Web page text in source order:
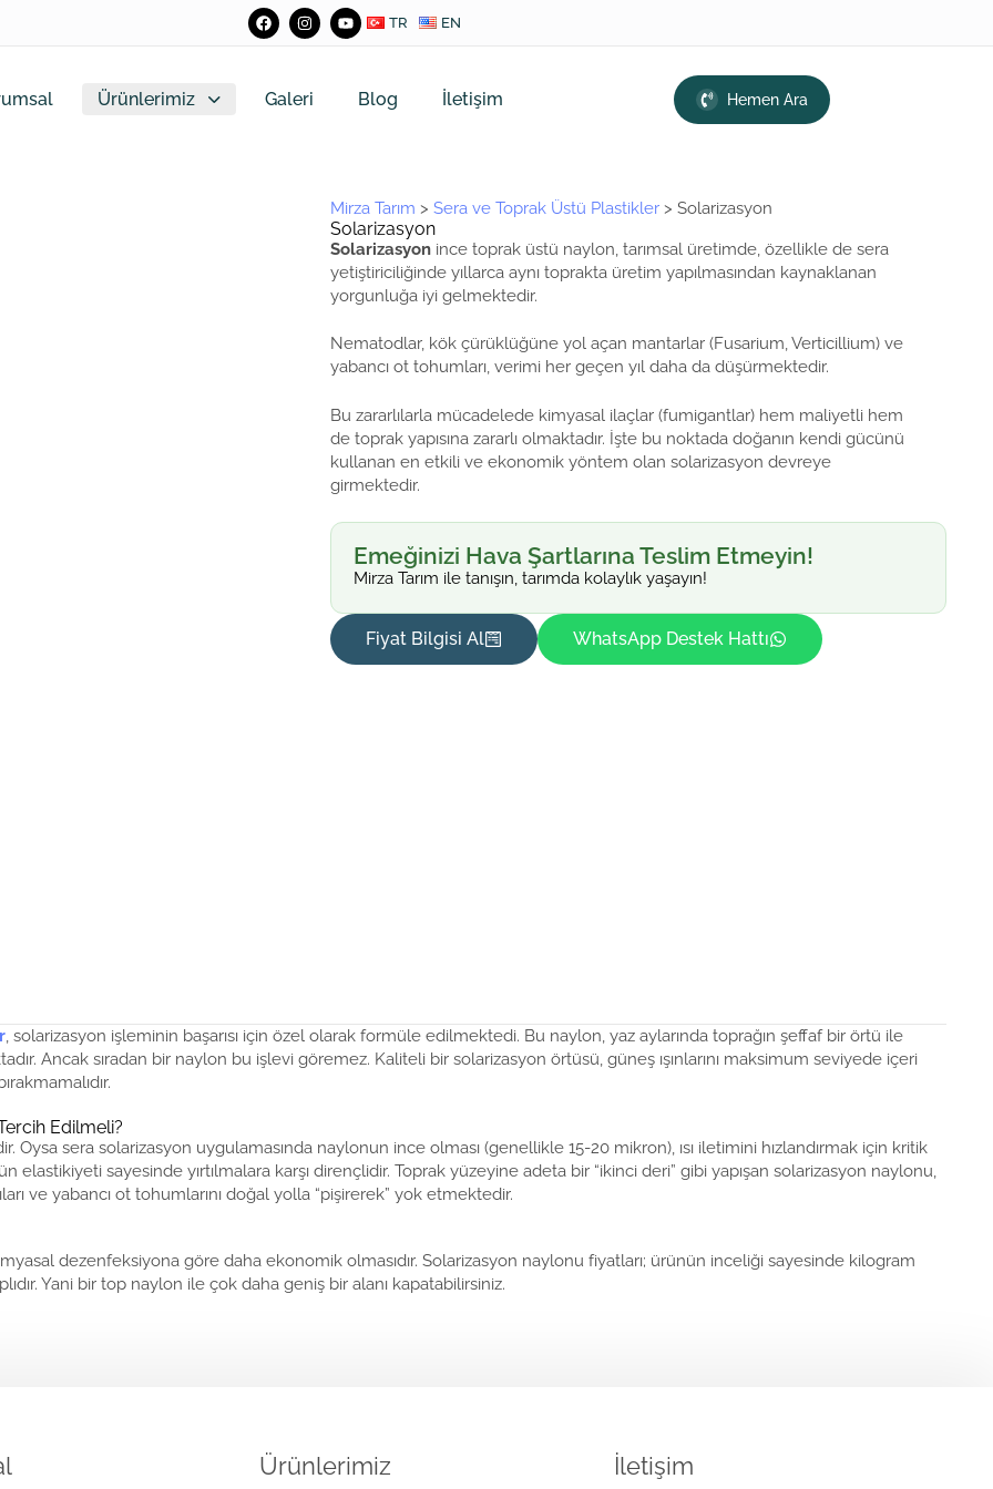
TR EN
Ürünlerimiz Galeri Blog İletişim Hemen Ara
Mirza Tarım > Sera ve Toprak Üstü Plastikler > Solarizasyon
Solarizasyon
Solarizasyon ince toprak üstü naylon, tarımsal üretimde, özellikle de sera
yetiştiriciliğinde yıllarca aynı toprakta üretim yapılmasından kaynaklanan
yorgunluğa iyi gelmektedir.
Nematodlar, kök çürüklüğüne yol açan mantarlar (Fusarium, Verticillium) ve
yabancı ot tohumları, verimi her geçen yıl daha da düşürmektedir.
Bu zararlılarla mücadelede kimyasal ilaçlar (fumigantlar) hem maliyetli hem
de toprak yapısına zararlı olmaktadır. İşte bu noktada doğanın kendi gücünü
kullanan en etkili ve ekonomik yöntem olan solarizasyon devreye
girmektedir.
Emeğinizi Hava Şartlarına Teslim Etmeyin!
Mirza Tarım ile tanışın, tarımda kolaylık yaşayın!
Fiyat Bilgisi Al WhatsApp Destek Hattı
, solarizasyon işleminin başarısı için özel olarak formüle edilmektedi. Bu naylon, yaz aylarında toprağın şeffaf bir örtü ile
Ancak sıradan bir naylon bu işlevi göremez. Kaliteli bir solarizasyon örtüsü, güneş ışınlarını maksimum seviyede içeri
Edilmeli?
Oysa sera solarizasyon uygulamasında naylonun ince olması (genellikle 15-20 mikron), ısı iletimini hızlandırmak için kritik
elastikiyeti sayesinde yırtılmalara karşı dirençlidir. Toprak yüzeyine adeta bir “ikinci deri” gibi yapışan solarizasyon naylonu,
ve yabancı ot tohumlarını doğal yolla “pişirerek” yok etmektedir.
dezenfeksiyona göre daha ekonomik olmasıdır. Solarizasyon naylonu fiyatları; ürünün inceliği sayesinde kilogram
Yani bir top naylon ile çok daha geniş bir alanı kapatabilirsiniz.
Ürünlerimiz İletişim